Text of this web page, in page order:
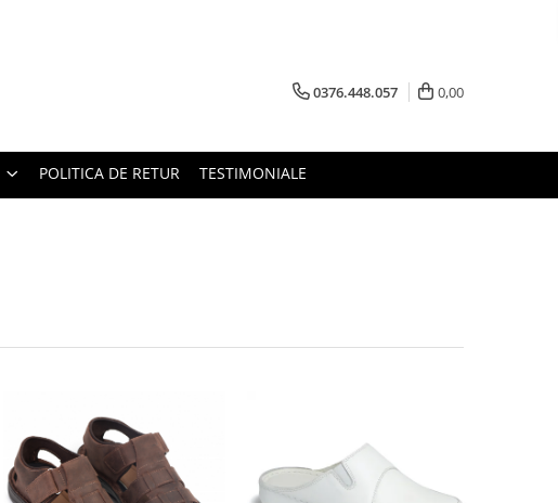
0376.448.057 0,00
POLITICA DE RETUR TESTIMONIALE